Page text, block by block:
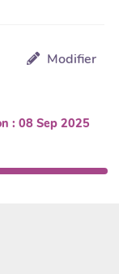
Modifier
: 08 Sep 2025